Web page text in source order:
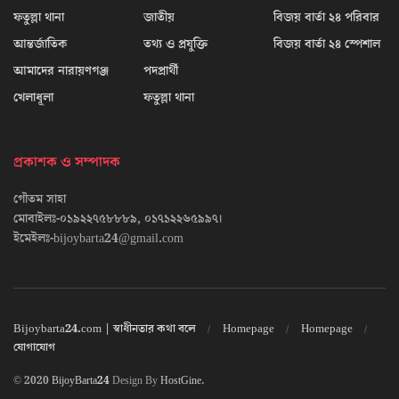
ফতুল্লা থানা
আন্তর্জাতিক
আমাদের নারায়ণগঞ্জ
খেলাধূলা
জাতীয়
তথ্য ও প্রযুক্তি
পদপ্রার্থী
ফতুল্লা থানা
বিজয় বার্তা ২৪ পরিবার
বিজয় বার্তা ২৪ স্পেশাল
প্রকাশক ও সম্পাদক
গৌতম সাহা
মোবাইলঃ-০১৯২২৭৫৮৮৮৯, ০১৭১২২৬৫৯৯৭।
ইমেইলঃ-bijoybarta24@gmail.com
Bijoybarta24.com | স্বাধীনতার কথা বলে Homepage
Homepage
যোগাযোগ
© 2020BijoyBarta24Design ByHostGine.